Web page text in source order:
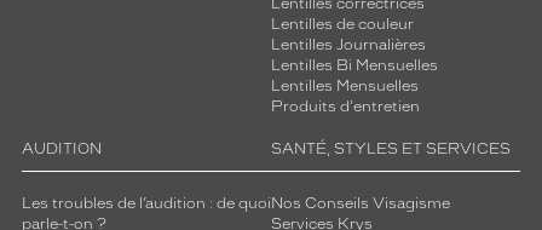
Lentilles correctrices
Lentilles de couleur
Lentilles Journalières
Lentilles Bi Mensuelles
Lentilles Mensuelles
Produits d'entretien
AUDITION
Les troubles de l’audition : de quoi
parle-t-on ?
SANTÉ, STYLES ET SERVICES
Nos Conseils Visagisme
Services Krys